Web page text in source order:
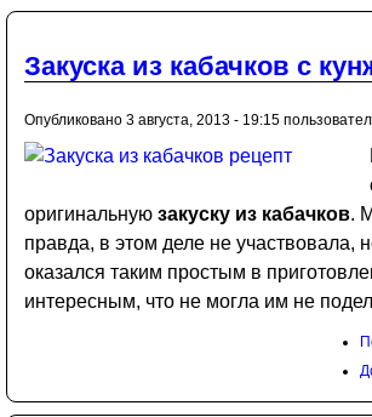
Закуска из кабачков с
Опубликовано 3 августа, 2013 - 19:15
оригинальную закуску из кабачков.
правда, в этом деле не участвовала,
оказался таким простым в
интересным, что не могла им не